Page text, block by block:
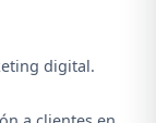
digital.